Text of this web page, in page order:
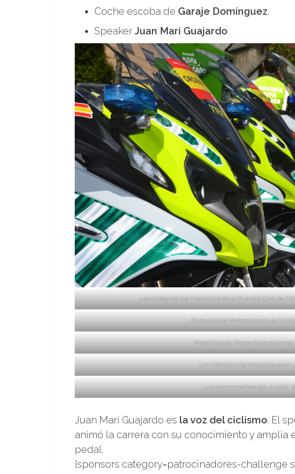
Coche escoba de Garaje Domínguez.
Speaker Juan Mari Guajardo
Las motos de los miembros de la Guardia Civil de
El equipo de Motoenlace que
Motoristas de Motoenlace durante
Un miembro de Motoenlace en
Los componentes del Jurado
Juan Mari Guajardo es la voz del ciclismo. El
animó la carrera con su conocimiento y amplia
pedal.
[sponsors category=patrocinadores-challenge